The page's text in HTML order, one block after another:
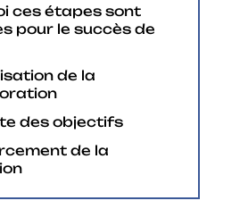
ces étapes sont
pour le succès de
de la
des objectifs
de la